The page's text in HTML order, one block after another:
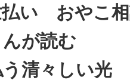
い おやこ相
が読む
清々しい光